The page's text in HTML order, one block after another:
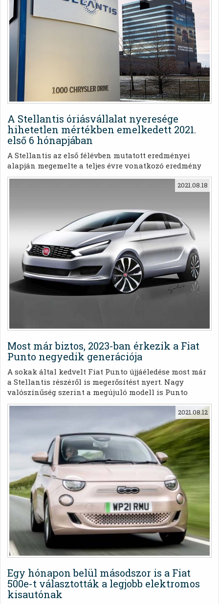
A Stellantis óriásvállalat nyeresége
hihetetlen mértékben emelkedett 2021.
első 6 hónapjában
A Stellantis az első félévben mutatott eredményei
alapján megemelte a teljes évre vonatkozó eredmény
célkitűzését.
Most már biztos, 2023-ban érkezik a Fiat
Punto negyedik generációja
2021.08.18
A sokak által kedvelt Fiat Punto újjáéledése most már
a Stellantis részéről is megerősítést nyert. Nagy
valószínűség szerint a megújuló modell is Punto
néven kerül majd forgalomba.
Egy hónapon belül másodszor is a Fiat
500e-t választották a legjobb elektromos
kisautónak
2021.08.12